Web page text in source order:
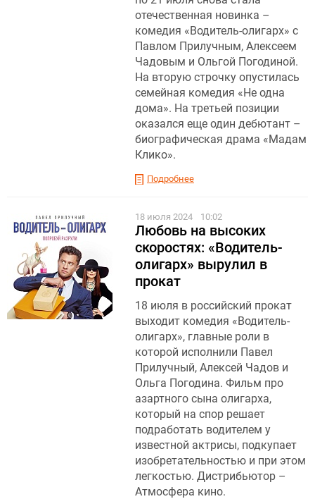
отечественная новинка –
комедия «Водитель-олигарх» с
Павлом Прилучным, Алексеем
Чадовым и Ольгой Погодиной.
На вторую строчку опустилась
семейная комедия «Не одна
дома». На третьей позиции
оказался еще один дебютант –
биографическая драма «Мадам
Клико».
Подробнее
18 июля 2024 10:02
Любовь на высоких
скоростях: «Водитель-
олигарх» вырулил в
прокат
18 июля в российский прокат
выходит комедия «Водитель-
олигарх», главные роли в
которой исполнили Павел
Прилучный, Алексей Чадов и
Ольга Погодина. Фильм про
азартного сына олигарха,
который на спор решает
подработать водителем у
известной актрисы, подкупает
изобретательностью и при этом
легкостью. Дистрибьютор –
Атмосфера кино.